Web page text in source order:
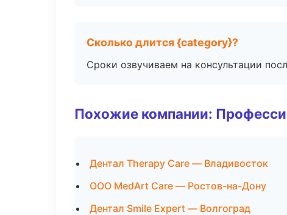
Сколько длится {category}?
Сроки озвучиваем на консультации
Похожие компании:
Дентал Therapy Care — Владивосток
ООО MedArt Care — Ростов-на-Дону
Дентал Smile Expert — Волгоград